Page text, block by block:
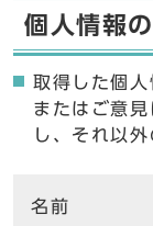
個人情報
取得した個
またはご意
し、それ以
名前